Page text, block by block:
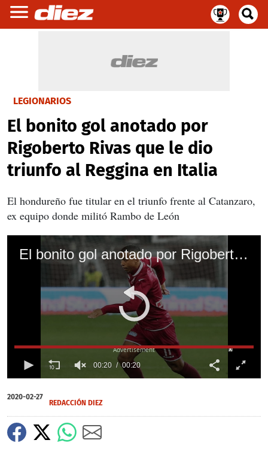
LEGIONARIOS
El bonito gol anotado por
Rigoberto Rivas que le dio
triunfo al Reggina en Italia
El hondureño fue titular en el triunfo frente al Catanzaro,
ex equipo donde militó Rambo de León
El bonito gol anotado por Rigoberto Rivas que le dio triunfo al Reggina en Italia
of
20
00:20 00:20
X
2020-02-27
REDACCIÓN DIEZ